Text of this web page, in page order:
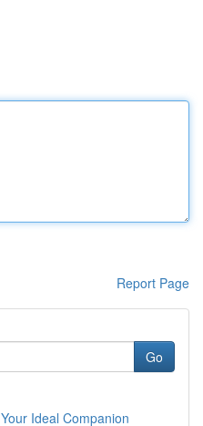
Report Page
Go
Ideal Companion